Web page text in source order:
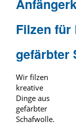
Filzen für
gefärbter
Wir filzen
kreative
Dinge aus
gefärbter
Schafwolle.